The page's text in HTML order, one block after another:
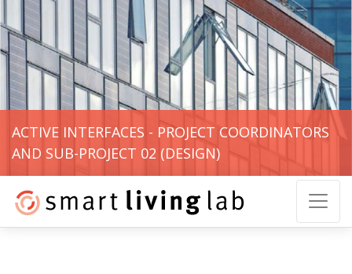
ACTIVE INTERFACES - PROJECT COORDINATORS
AND SUB-PROJECT 02 (DESIGN)